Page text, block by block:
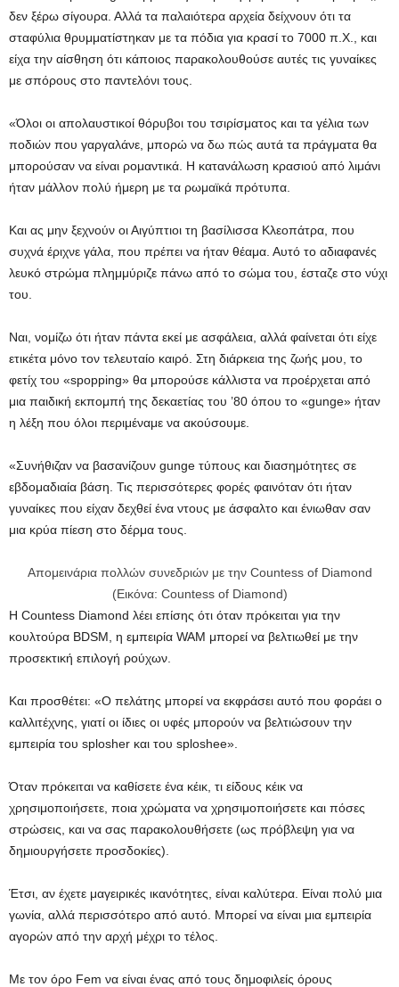
δεν ξέρω σίγουρα. Αλλά τα παλαιότερα αρχεία δείχνουν ότι τα
σταφύλια θρυμματίστηκαν με τα πόδια για κρασί το 7000 π.Χ., και
είχα την αίσθηση ότι κάποιος παρακολουθούσε αυτές τις γυναίκες
με σπόρους στο παντελόνι τους.
«Όλοι οι απολαυστικοί θόρυβοι του τσιρίσματος και τα γέλια των
ποδιών που γαργαλάνε, μπορώ να δω πώς αυτά τα πράγματα θα
μπορούσαν να είναι ρομαντικά. Η κατανάλωση κρασιού από λιμάνι
ήταν μάλλον πολύ ήμερη με τα ρωμαϊκά πρότυπα.
Και ας μην ξεχνούν οι Αιγύπτιοι τη βασίλισσα Κλεοπάτρα, που
συχνά έριχνε γάλα, που πρέπει να ήταν θέαμα. Αυτό το αδιαφανές
λευκό στρώμα πλημμύριζε πάνω από το σώμα του, έσταζε στο νύχι
του.
Ναι, νομίζω ότι ήταν πάντα εκεί με ασφάλεια, αλλά φαίνεται ότι είχε
ετικέτα μόνο τον τελευταίο καιρό. Στη διάρκεια της ζωής μου, το
φετίχ του «spopping» θα μπορούσε κάλλιστα να προέρχεται από
μια παιδική εκπομπή της δεκαετίας του ’80 όπου το «gunge» ήταν
η λέξη που όλοι περιμέναμε να ακούσουμε.
«Συνήθιζαν να βασανίζουν gunge τύπους και διασημότητες σε
εβδομαδιαία βάση. Τις περισσότερες φορές φαινόταν ότι ήταν
γυναίκες που είχαν δεχθεί ένα ντους με άσφαλτο και ένιωθαν σαν
μια κρύα πίεση στο δέρμα τους.
Απομεινάρια πολλών συνεδριών με την Countess of Diamond
(Εικόνα: Countess of Diamond)
Η Countess Diamond λέει επίσης ότι όταν πρόκειται για την
κουλτούρα BDSM, η εμπειρία WAM μπορεί να βελτιωθεί με την
προσεκτική επιλογή ρούχων.
Και προσθέτει: «Ο πελάτης μπορεί να εκφράσει αυτό που φοράει ο
καλλιτέχνης, γιατί οι ίδιες οι υφές μπορούν να βελτιώσουν την
εμπειρία του splosher και του sploshee».
Όταν πρόκειται να καθίσετε ένα κέικ, τι είδους κέικ να
χρησιμοποιήσετε, ποια χρώματα να χρησιμοποιήσετε και πόσες
στρώσεις, και να σας παρακολουθήσετε (ως πρόβλεψη για να
δημιουργήσετε προσδοκίες).
Έτσι, αν έχετε μαγειρικές ικανότητες, είναι καλύτερα. Είναι πολύ μια
γωνία, αλλά περισσότερο από αυτό. Μπορεί να είναι μια εμπειρία
αγορών από την αρχή μέχρι το τέλος.
Με τον όρο Fem να είναι ένας από τους δημοφιλείς όρους